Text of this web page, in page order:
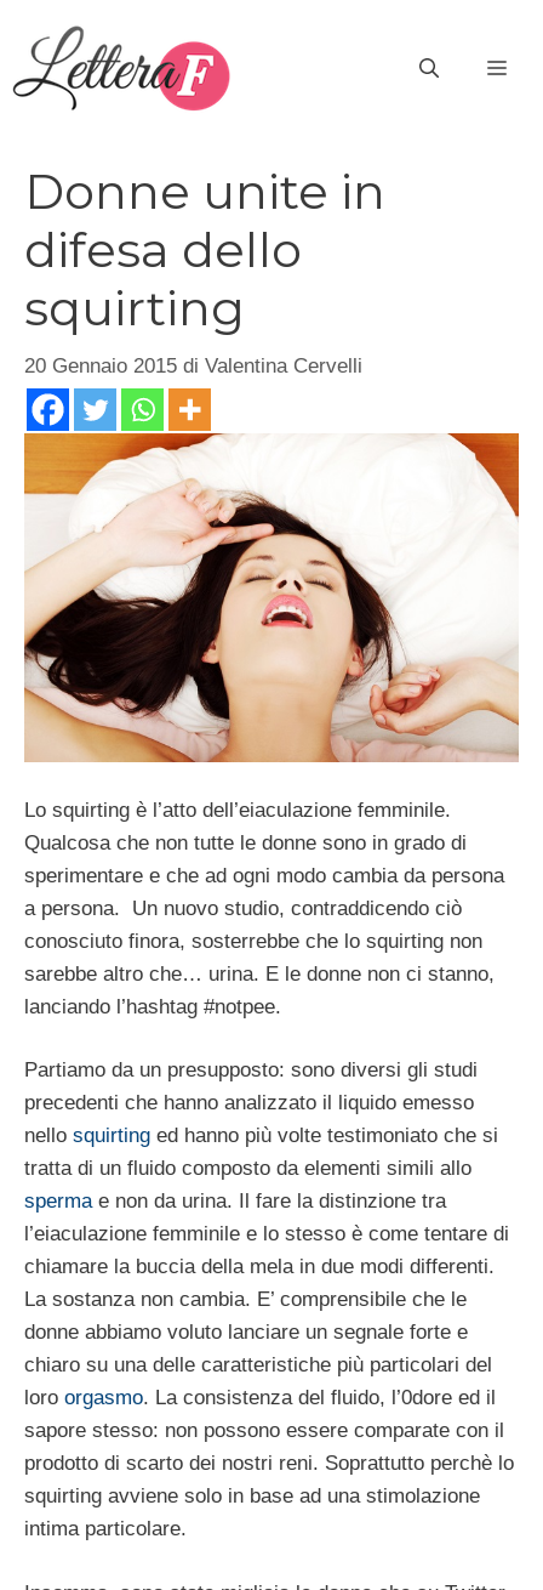
contenuto
Donne unite in
difesa dello
squirting
20 Gennaio 2015 di Valentina Cervelli
Lo squirting è l’atto dell’eiaculazione femminile.
Qualcosa che non tutte le donne sono in grado di
sperimentare e che ad ogni modo cambia da persona
a persona. Un nuovo studio, contraddicendo ciò
conosciuto finora, sosterrebbe che lo squirting non
sarebbe altro che… urina. E le donne non ci stanno,
lanciando l’hashtag #notpee.
Partiamo da un presupposto: sono diversi gli studi
precedenti che hanno analizzato il liquido emesso
nello squirting ed hanno più volte testimoniato che si
tratta di un fluido composto da elementi simili allo
spermae non da urina. Il fare la distinzione tra
l’eiaculazione femminile e lo stesso è come tentare di
chiamare la buccia della mela in due modi differenti.
La sostanza non cambia. E’ comprensibile che le
donne abbiamo voluto lanciare un segnale forte e
chiaro su una delle caratteristiche più particolari del
loro orgasmo. La consistenza del fluido, l’0dore ed il
sapore stesso: non possono essere comparate con il
prodotto di scarto dei nostri reni. Soprattutto perchè lo
squirting avviene solo in base ad una stimolazione
intima particolare.